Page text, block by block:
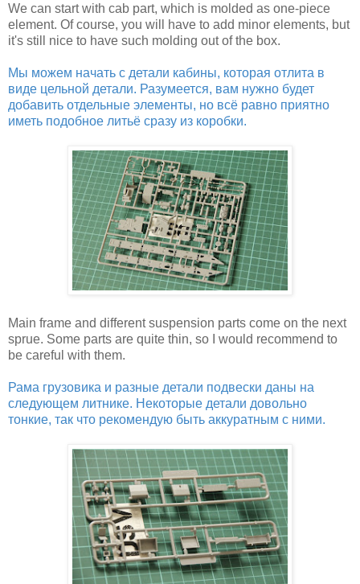
We can start with cab part, which is molded as one-piece
element. Of course, you will have to add minor elements, but
it's still nice to have such molding out of the box.
Мы можем начать с детали кабины, которая отлита в
виде цельной детали. Разумеется, вам нужно будет
добавить отдельные элементы, но всё равно приятно
иметь подобное литьё сразу из коробки.
Main frame and different suspension parts come on the next
sprue. Some parts are quite thin, so I would recommend to
be careful with them.
Рама грузовика и разные детали подвески даны на
следующем литнике. Некоторые детали довольно
тонкие, так что рекомендую быть аккуратным с ними.